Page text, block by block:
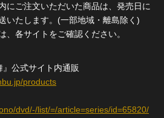
にご注文いただいた商品は、発売日に
いたします。(一部地域・離島除く)
各サイトをご確認ください。
公式サイト内通販
products
dvd/-/list/=/article=series/id=65820/